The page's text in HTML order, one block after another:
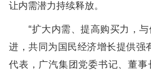
让内需潜力持续释放。
“扩大内需、提高购买力，与
进，共同为国民经济增长提供强
代表，广汽集团党委书记、董